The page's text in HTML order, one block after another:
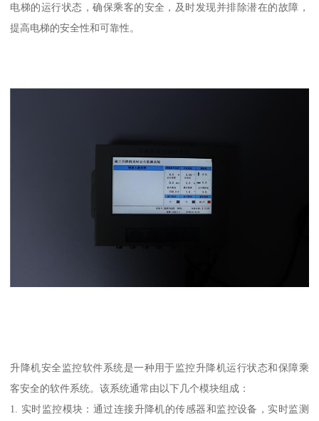
电梯的运行状态，确保乘客的安全，及时发现并排除潜在的故障，
提高电梯的安全性和可靠性。
升降机安全监控软件系统是一种用于监控升降机运行状态和保障乘
客安全的软件系统。该系统通常由以下几个模块组成：
1. 实时监控模块：通过连接升降机的传感器和监控设备，实时监测